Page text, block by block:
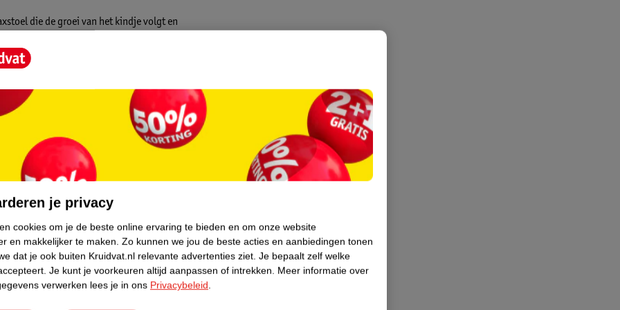
die de groei van het kindje volgt en
Chicco Hoopla te gebruiken als
Chicco Hoopla worden gebruikt als
(van 12 maanden tot 18kg). Dankzij
zodat de meest comfortabele
worden. De Chicco Hoopla is uitgerust
verschoven kunnen worden, om elke dag
het kindje verschillende
zorgen ervoor dat de wipstoel
meegenomen worden aan de
je privacy
cookies om je de beste online ervaring te bieden en om onze website
en makkelijker te maken. Zo kunnen we jou de beste acties en aanbiedingen tonen
dat je ook buiten Kruidvat.nl relevante advertenties ziet. Je bepaalt zelf welke
Je kunt je voorkeuren altijd aanpassen of intrekken. Meer informatie over
verwerken lees je in ons Privacybeleid.